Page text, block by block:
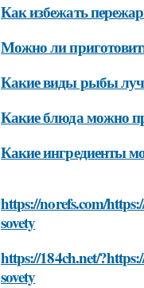
Как избежать
Можно ли
Какие виды рыбы
Какие блюда можно
Какие ингредиенты
https://norefs.com/
sovety
https://184ch.net/
sovety